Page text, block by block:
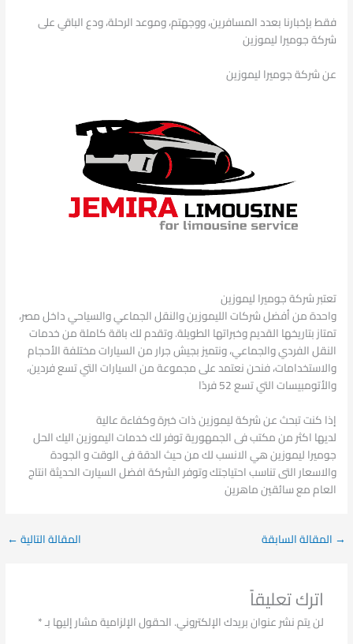
فقط بإخبارنا بعدد المسافرين، ووجهتم، وموعد الرحلة، ودع الباقي على
شركة جوميرا ليموزين
عن شركة جوميرا ليموزين
تعتبر شركة جوميرا ليموزين
واحدة من أفضل شركات الليموزين والنقل الجماعي والسياحي داخل مصر،
تمتاز بتاريخها القديم وخبراتها الطويلة. وتقدم لك باقة كاملة من خدمات
النقل الفردي والجماعي، ونتميز بجيش جرار من السيارات مختلفة الأحجام
والاستخدامات، فنحن نعتمد على مجموعة من السيارات التي تسع فردين،
والأتومبيسات التي تسع 52 فردًا
إذا كنت تبحث عن شركة ليموزين ذات خبرة وكفاءة عالية
لديها اكثر من مكتب فى الجمهورية توفر لك خدمات اليموزين اليك الحل
جوميرا ليموزين هي الانسب لك من حيث الدقة فى الوقت و الجودة
والاسعار التى تناسب احتياجتك وتوفر الشركة افضل السيارت الحديثة انتاج
العام مع سائقين ماهرين
→ المقالة السابقة المقالة التالية←
اترك تعليقاً
لن يتم نشر عنوان بريدك الإلكتروني.الحقول الإلزامية مشار إليها بـ*